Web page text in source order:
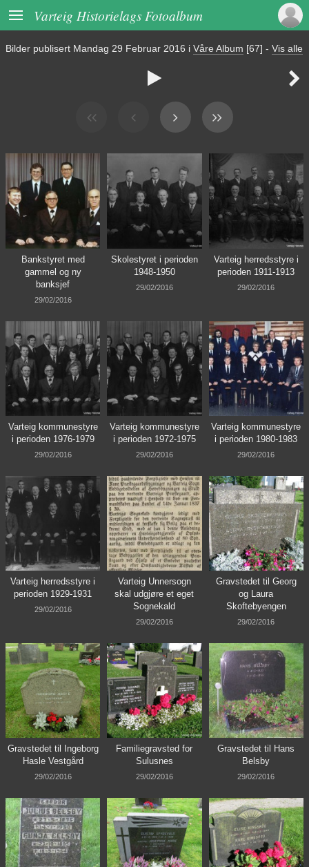
 Varteig Historielags Fotoalbum
Bilder publisert Mandag 29 Februar 2016 i Våre Album [67] - Vis alle
 
Bankstyret med
gammel og ny
banksjef
29/02/2016
Skolestyret i perioden
1948-1950
29/02/2016
Varteig herredsstyre i
perioden 1911-1913
29/02/2016
Varteig kommunestyre
i perioden 1976-1979
29/02/2016
Varteig kommunestyre
i perioden 1972-1975
29/02/2016
Varteig kommunestyre
i perioden 1980-1983
29/02/2016
Varteig herredsstyre i
perioden 1929-1931
29/02/2016
Varteig Unnersogn
skal udgjøre et eget
Sognekald
29/02/2016
Gravstedet til Georg
og Laura
Skoftebyengen
29/02/2016
Gravstedet til Ingeborg
Hasle Vestgård
29/02/2016
Familiegravsted for
Sulusnes
29/02/2016
Gravstedet til Hans
Belsby
29/02/2016